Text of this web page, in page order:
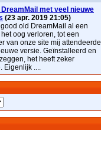
DreamMail met veel nieuwe
(23 apr. 2019 21:05)
old DreamMail al een
oog verloren, tot een
van onze site mij attendeerde
versie. Geïnstalleerd en
het heeft zeker
Eigenlijk ....